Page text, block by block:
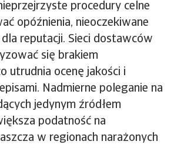
procedury celne
opóźnienia, nieoczekiwane
reputacji. Sieci dostawców
się brakiem
utrudnia ocenę jakości i
Nadmierne poleganie na
jedynym źródłem
podatność na
w regionach narażonych